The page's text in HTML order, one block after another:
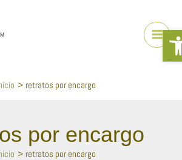
retratos por encargo
por encargo
retratos por encargo